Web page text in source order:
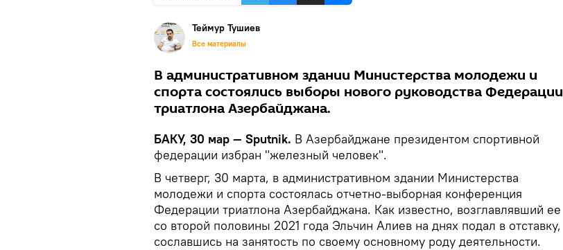
Теймур Тушиев
Все материалы
В административном здании Министерства молодежи и
спорта состоялись выборы нового руководства Федерации
триатлона Азербайджана.
БАКУ, 30 мар — Sputnik. В Азербайджане президентом спортивной
федерации избран "железный человек".
В четверг, 30 марта, в административном здании Министерства
молодежи и спорта состоялась отчетно-выборная конференция
Федерации триатлона Азербайджана. Как известно, возглавлявший ее
со второй половины 2021 года Эльчин Алиев на днях подал в отставку,
сославшись на занятость по своему основному роду деятельности.